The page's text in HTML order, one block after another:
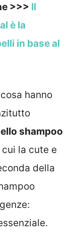
>>> Il
è la
in base al
hanno
shampoo
la cute e
della